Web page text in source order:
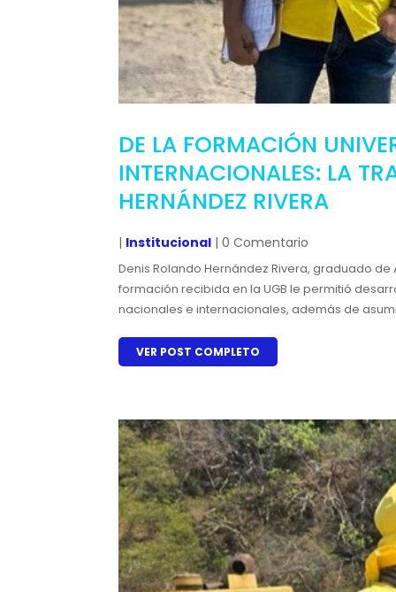
DE LA FORMACIÓN
INTERNACIONALES: LA
HERNÁNDEZ RIVERA
| Institucional | 0 Comentario
Denis Rolando Hernández Rivera, graduado
formación recibida en la UGB le permitió
nacionales e internacionales, además de
VER POST COMPLETO